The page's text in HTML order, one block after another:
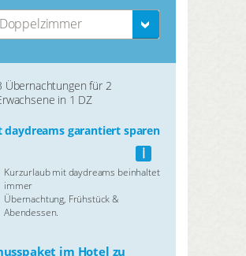
Übernachtungen für 2
in 1 DZ
daydreams garantiert sparen
i
Kurzurlaub mit daydreams beinhaltet
immer
Übernachtung, Frühstück &
Abendessen.
im Hotel zu